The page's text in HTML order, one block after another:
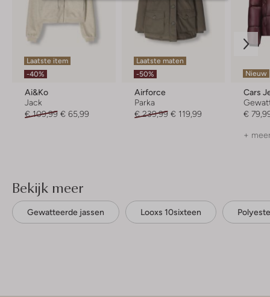
Laatste item
-40%
Ai&ko
Jack
€ 109,99 € 65,99
Laatste maten
-50%
Airforce
Parka
€ 239,99 € 119,99
Nieuw
Cars
€
+
Bekijk meer
Gewatteerde jassen Looxs 10sixteen